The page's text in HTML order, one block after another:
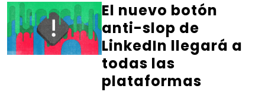
El nuevo botón
anti-slop de
LinkedIn llegará a
todas las
plataformas